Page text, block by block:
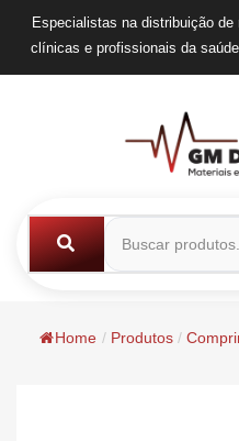
Especialistas na distribuição de
clínicas e profissionais da saúde.
Home / Produtos /